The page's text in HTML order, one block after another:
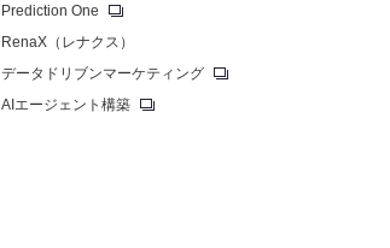
Prediction One
RenaX（レナクス）
データドリブンマーケティング
AIエージェント構築